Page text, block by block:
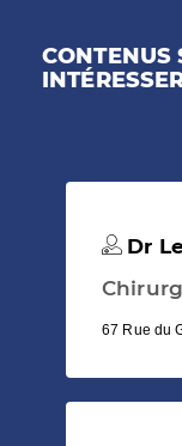
CONTENUS
Dr
67 Rue du